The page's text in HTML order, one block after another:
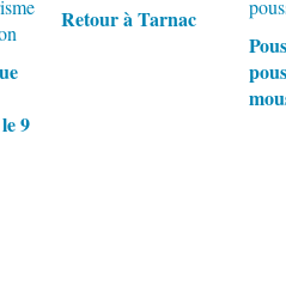
9
Retour à Tarnac